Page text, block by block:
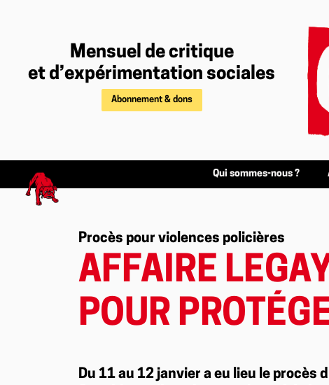
Mensuel de critique
et d’expérimentation sociales
Abonnement & dons
Qui sommes-nous ?
Procès pour violences policières
AFFAIRE
POUR
Du 11 au 12 janvier a eu lieu le procès